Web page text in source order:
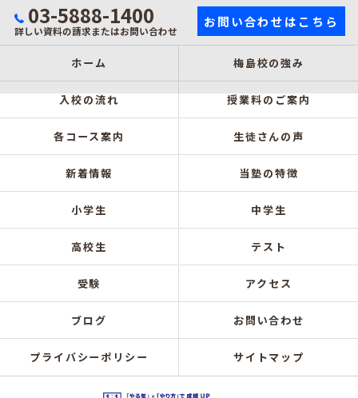
03-5888-1400
詳しい資料の請求またはお問い合わせ
お問い合わせはこちら
ホーム 梅島校の強み
入校の流れ 授業料のご案内
各コース案内 生徒さんの声
新着情報 当塾の特徴
小学生 中学生
高校生 テスト
受験 アクセス
ブログ お問い合わせ
プライバシーポリシー サイトマップ